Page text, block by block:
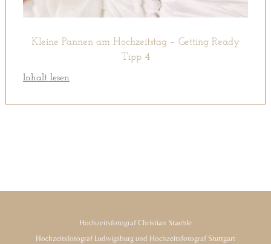
Kleine Pannen am Hochzeitstag – Getting Ready
Tipp 4
Inhalt lesen
Hochzeitsfotograf Christian Staehle
Hochzeitsfotograf Ludwigsburg und Hochzeitsfotograf Stuttgart